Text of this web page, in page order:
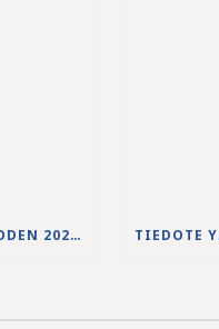
JS-PUHDISTAMON VUODEN 2025 VUOSIKERTOMUS ON JULKAISTU